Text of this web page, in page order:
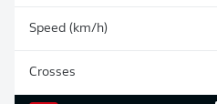
Speed (km/h)
Crosses